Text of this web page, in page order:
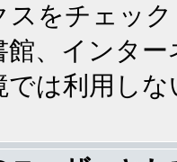
スをチェッ
館、インタ
では利用し